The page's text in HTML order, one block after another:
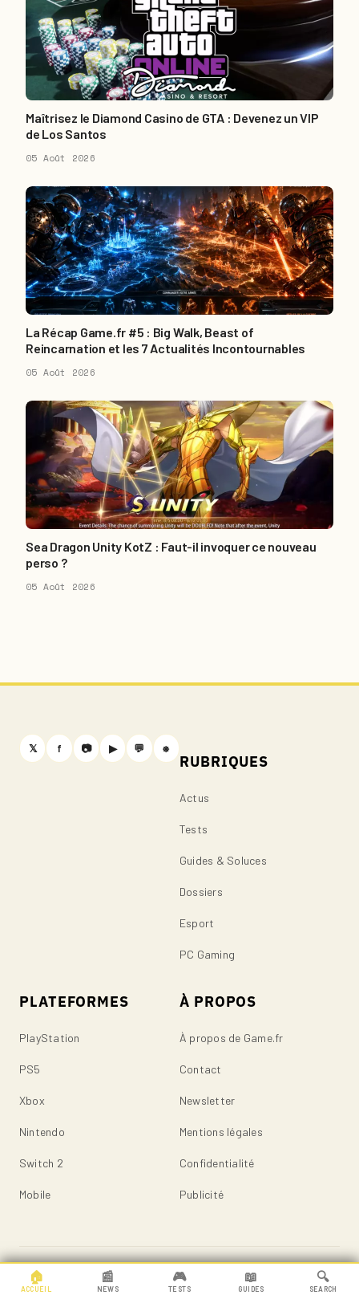
Maîtrisez le Diamond Casino de GTA : Devenez un VIP
de Los Santos
05 Août 2026
La Récap Game.fr #5 : Big Walk, Beast of
Reincarnation et les 7 Actualités Incontournables
05 Août 2026
Sea Dragon Unity KotZ : Faut-il invoquer ce nouveau
perso ?
05 Août 2026
𝕏 f 📷 ▶ 💬 ⎈
RUBRIQUES
Actus
Tests
Guides & Soluces
Dossiers
Esport
PC Gaming
PLATEFORMES
PlayStation
PS5
Xbox
Nintendo
Switch 2
Mobile
À PROPOS
À propos de Game.fr
Contact
Newsletter
Mentions légales
Confidentialité
Publicité
© 2026 Game.fr — Tous droits réservés.
🏠
ACCUEIL
📰
NEWS
🎮
TESTS
📖
GUIDES
🔍
SEARCH